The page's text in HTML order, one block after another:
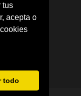
tus
acepta o
todo